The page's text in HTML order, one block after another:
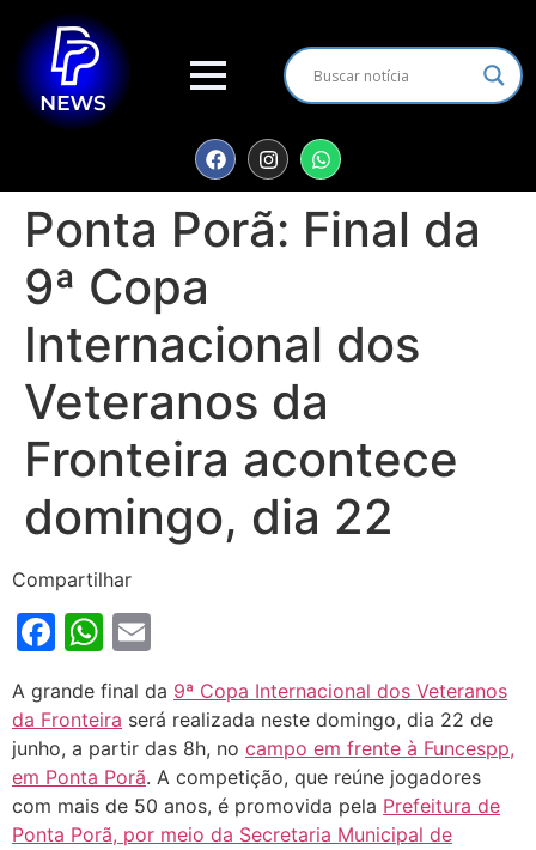
Ponta Porã: Final da
9ª Copa
Internacional dos
Veteranos da
Fronteira acontece
domingo, dia 22
Compartilhar
Facebook
WhatsApp
A grande final da 9ª Copa Internacional dos Veteranos
da Fronteira será realizada neste domingo, dia 22 de
junho, a partir das 8h, no campo em frente à Funcespp,
em Ponta Porã. A competição, que reúne jogadores
com mais de 50 anos, é promovida pela Prefeitura de
Ponta Porã, por meio da Secretaria Municipal de